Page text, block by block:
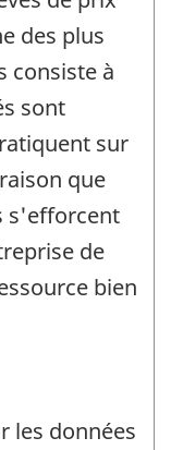
des plus
consiste à
sont
sur
que
s'efforcent
de
bien
les données